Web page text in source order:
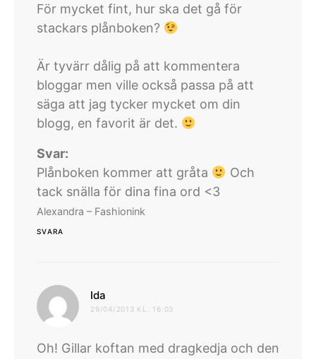
För mycket fint, hur ska det gå för
stackars plånboken?
Är tyvärr dålig på att kommentera
bloggar men ville också passa på att
säga att jag tycker mycket om din
blogg, en favorit är det.
Svar:
Plånboken kommer att gråta
Och
tack snälla för dina fina ord <3
Alexandra – Fashionink
SVARA
Ida
29/04/2013 KL. 16:03
Oh! Gillar koftan med dragkedja och den